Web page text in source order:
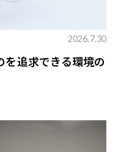
2026.7.30
を追求できる環境の